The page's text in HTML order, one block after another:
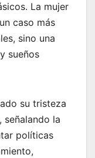
La mujer
caso más
sino una
sueños
su tristeza
la
políticas